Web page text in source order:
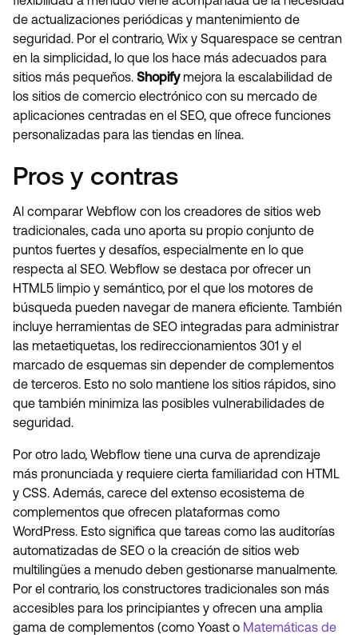
de actualizaciones periódicas y mantenimiento de
seguridad. Por el contrario, Wix y Squarespace se centran
en la simplicidad, lo que los hace más adecuados para
sitios más pequeños. Shopifymejora la escalabilidad de
los sitios de comercio electrónico con su mercado de
aplicaciones centradas en el SEO, que ofrece funciones
personalizadas para las tiendas en línea.
Pros y contras
Al comparar Webflow con los creadores de sitios web
tradicionales, cada uno aporta su propio conjunto de
puntos fuertes y desafíos, especialmente en lo que
respecta al SEO. Webflow se destaca por ofrecer un
HTML5 limpio y semántico, por el que los motores de
búsqueda pueden navegar de manera eficiente. También
incluye herramientas de SEO integradas para administrar
las metaetiquetas, los redireccionamientos 301 y el
marcado de esquemas sin depender de complementos
de terceros. Esto no solo mantiene los sitios rápidos, sino
que también minimiza las posibles vulnerabilidades de
seguridad.
Por otro lado, Webflow tiene una curva de aprendizaje
más pronunciada y requiere cierta familiaridad con HTML
y CSS. Además, carece del extenso ecosistema de
complementos que ofrecen plataformas como
WordPress. Esto significa que tareas como las auditorías
automatizadas de SEO o la creación de sitios web
multilingües a menudo deben gestionarse manualmente.
Por el contrario, los constructores tradicionales son más
accesibles para los principiantes y ofrecen una amplia
gama de complementos (como Yoast o Matemáticas de